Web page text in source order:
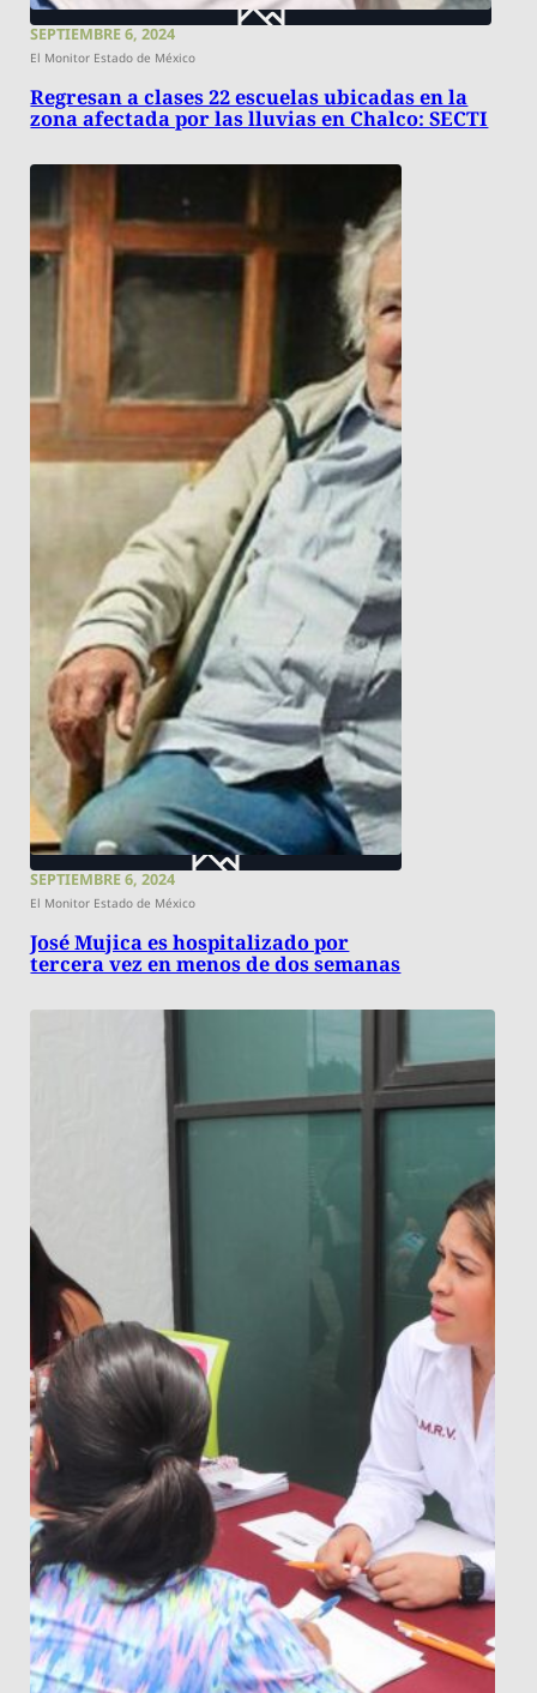
SEPTIEMBRE 6, 2024
El Monitor Estado de México
Regresan a clases 22 escuelas ubicadas en la
zona afectada por las lluvias en Chalco: SECTI
SEPTIEMBRE 6, 2024
El Monitor Estado de México
José Mujica es hospitalizado por
tercera vez en menos de dos semanas